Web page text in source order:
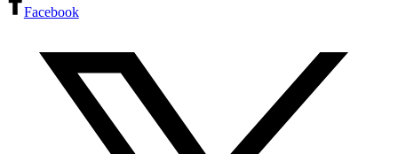
Facebook